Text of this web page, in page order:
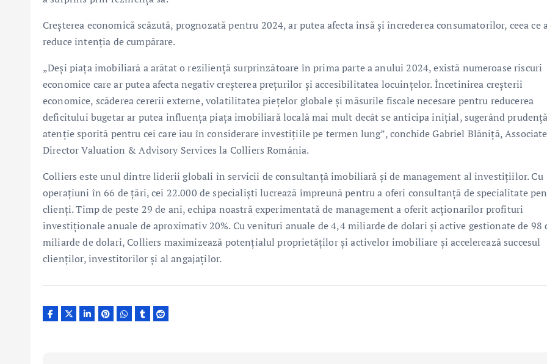
Creșterea economică scăzută, prognozată pentru 2024, ar putea afecta însă și încrederea consumatorilor, ceea ce
reduce intenția de cumpărare.
„Deși piața imobiliară a arătat o reziliență surprinzătoare în prima parte a anului 2024, există numeroase riscuri
economice care ar putea afecta negativ creșterea prețurilor și accesibilitatea locuințelor. Încetinirea creșterii
economice, scăderea cererii externe, volatilitatea piețelor globale și măsurile fiscale necesare pentru reducerea
deficitului bugetar ar putea influența piața imobiliară locală mai mult decât se anticipa inițial, sugerând
atenție sporită pentru cei care iau în considerare investițiile pe termen lung”, conchide Gabriel Blăniță, Associate
Director Valuation & Advisory Services la Colliers România.
Colliers este unul dintre liderii globali în servicii de consultanță imobiliară și de management al investițiilor. Cu
operațiuni în 66 de țări, cei 22.000 de specialiști lucrează împreună pentru a oferi consultanță de specialitate
clienți. Timp de peste 29 de ani, echipa noastră experimentată de management a oferit acționarilor profituri
investiționale anuale de aproximativ 20%. Cu venituri anuale de 4,4 miliarde de dolari și active gestionate de 98
miliarde de dolari, Colliers maximizează potențialul proprietăților și activelor imobiliare și accelerează succesul
clienților, investitorilor și al angajaților.